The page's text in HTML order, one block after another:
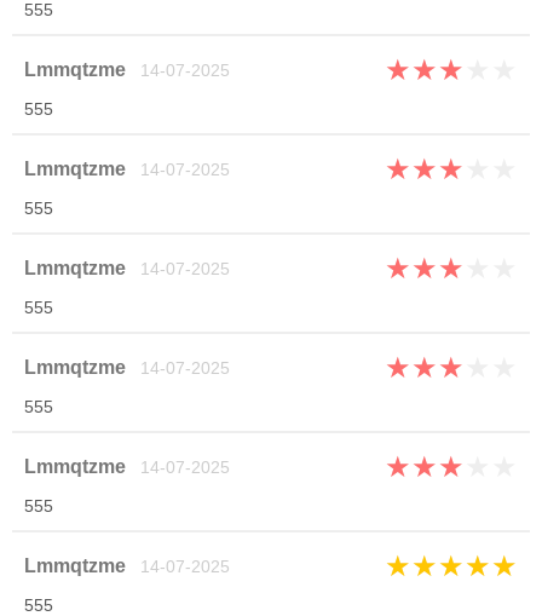
555
Lmmqtzme 14-07-2025 ★★★
555
Lmmqtzme 14-07-2025 ★★★
555
Lmmqtzme 14-07-2025 ★★★
555
Lmmqtzme 14-07-2025 ★★★
555
Lmmqtzme 14-07-2025 ★★★
555
Lmmqtzme 14-07-2025 ★★★★★
555